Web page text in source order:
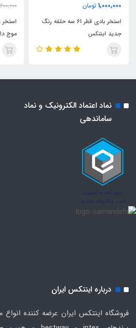
1,000,000 تومان
استخر بادی قطر 61 سه حلقه رنگ
جدید اینتکس
موج
نماد اعتماد الکترونیک و نماد
ساماندهی
درباره اینتکس ایران
فروشگاه اینتکس ایران عرضه کننده